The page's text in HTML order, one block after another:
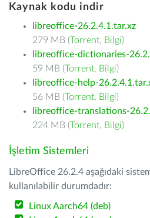
Kaynak kodu indir
libreoffice-26.2.4.1.tar.xz
279 MB (Torrent, Bilgi)
libreoffice-dictionaries-
59 MB (Torrent, Bilgi)
libreoffice-help-
56 MB (Torrent, Bilgi)
libreoffice-translations-
224 MB (Torrent, Bilgi)
İşletim Sistemleri
LibreOffice 26.2.4 aşağıdaki
kullanılabilir durumdadır:
Linux Aarch64 (deb)